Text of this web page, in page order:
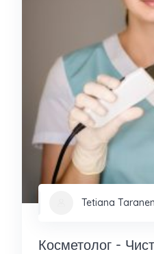
Tetiana
Косметолог -